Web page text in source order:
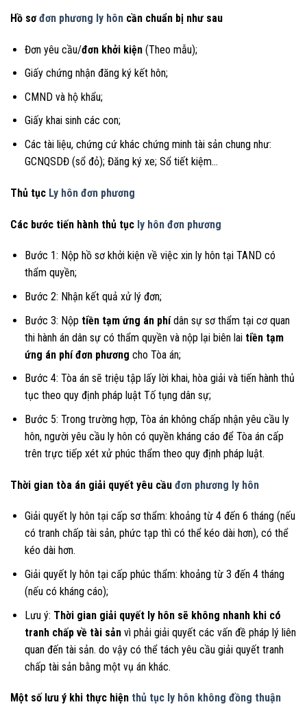
Hồ sơ đơn phương ly hôn cần chuẩn bị như sau
Đơn yêu cầu/đơn khởi kiện(Theo mẫu);
Giấy chứng nhận đăng ký kết hôn;
CMND và hộ khẩu;
Giấy khai sinh các con;
Các tài liệu, chứng cứ khác chứng minh tài sản chung như:
GCNQSDĐ (sổ đỏ); Đăng ký xe; Sổ tiết kiệm…
Thủ tục Ly hôn đơn phương
Các bước tiến hành thủ tục ly hôn đơn phương
Bước 1: Nộp hồ sơ khởi kiện về việc xin ly hôn tại TAND có
thẩm quyền;
Bước 2: Nhận kết quả xử lý đơn;
Bước 3: Nộp tiền tạm ứng án phídân sự sơ thẩm tại cơ quan
thi hành án dân sự có thẩm quyền và nộp lại biên lai tiền tạm
ứng án phí đơn phương cho Tòa án;
Bước 4: Tòa án sẽ triệu tập lấy lời khai, hòa giải và tiến hành thủ
tục theo quy định pháp luật Tố tụng dân sự;
Bước 5: Trong trường hợp, Tòa án không chấp nhận yêu cầu ly
hôn, người yêu cầu ly hôn có quyền kháng cáo để Tòa án cấp
trên trực tiếp xét xử phúc thẩm theo quy định pháp luật.
Thời gian tòa án giải quyết yêu cầu đơn phương ly hôn
Giải quyết ly hôn tại cấp sơ thẩm: khoảng từ 4 đến 6 tháng (nếu
có tranh chấp tài sản, phức tạp thì có thể kéo dài hơn), có thể
kéo dài hơn.
Giải quyết ly hôn tại cấp phúc thẩm: khoảng từ 3 đến 4 tháng
(nếu có kháng cáo);
Lưu ý: Thời gian giải quyết ly hôn sẽ không nhanh khi có
tranh chấp về tài sản vì phải giải quyết các vấn đề pháp lý liên
quan đến tài sản. do vậy có thể tách yêu cầu giải quyết tranh
chấp tài sản bằng một vụ án khác.
Một số lưu ý khi thực hiện thủ tục ly hôn không đồng thuận